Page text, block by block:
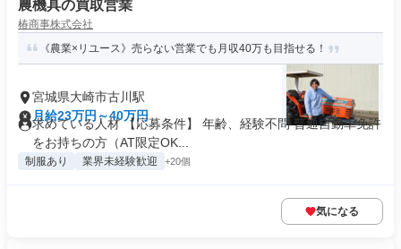
農機具の買取営業
椿商事株式会社
《農業×リユース》売らない営業でも月収40万も目指せる！
宮城県大崎市古川駅
月給23万円～40万円
求めている人材 【応募条件】 年齢、経験不問 普通自動車免許
をお持ちの方（AT限定OK...
制服あり 業界未経験歓迎 +20個
気になる